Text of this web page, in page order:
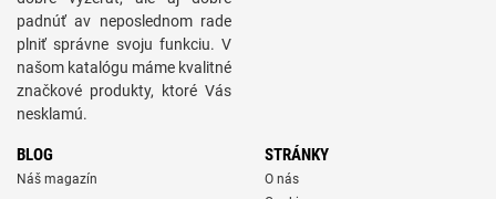
padnúť av neposlednom rade
plniť správne svoju funkciu. V
našom katalógu máme kvalitné
značkové produkty, ktoré Vás
nesklamú.
BLOG
Náš magazín
STRÁNKY
O nás